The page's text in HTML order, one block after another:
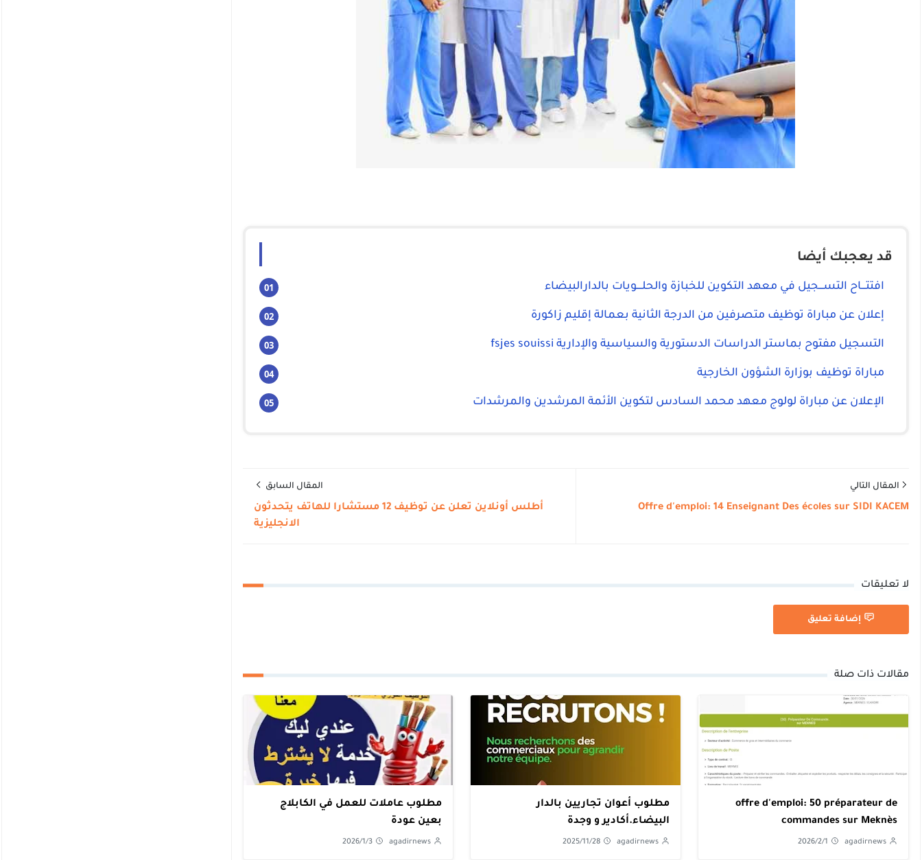
قد يعجبك أيضا
افتتـــاح التســـجيل في معهد التكوين للخبازة والحلــــويات بالدارالبيضاء
إعلان عن مباراة توظيف متصرفين من الدرجة الثانية بعمالة إقليم زاكورة
التسجيل مفتوح بماستر الدراسات الدستورية والسياسية والإدارية fsjes souissi
مباراة توظيف بوزارة الشؤون الخارجية
الإعلان عن مباراة لولوج معهد محمد السادس لتكوين الأئمة المرشدين والمرشدات
المقال التالي
Offre d'emploi: 14 Enseignant Des écoles sur SIDI KACEM
المقال السابق
أطلس أونلاين تعلن عن توظيف 12 مستشارا للهاتف يتحدثون
الانجليزية
لا تعليقات
إضافة تعليق
مقالات ذات صلة
offre d'emploi: 50 préparateur de
commandes sur Meknès
agadirnews
2026/2/1
مطلوب أعوان تجاريين بالدار
البيضاء.أكادير و وجدة
agadirnews
2025/11/28
مطلوب عاملات للعمل في الكابلاج
بعين عودة
agadirnews
2026/1/3